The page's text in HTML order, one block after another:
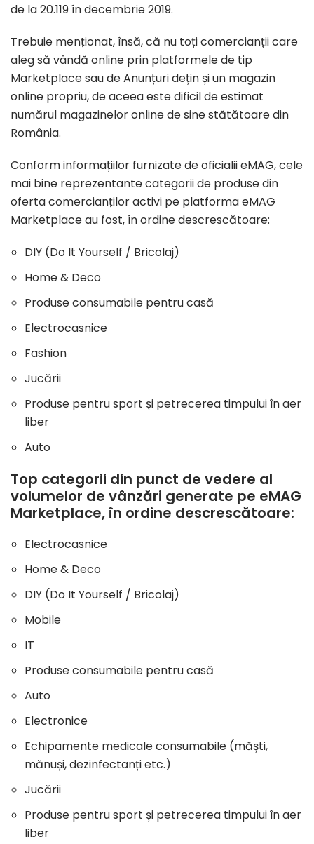
de la 20.119 în decembrie 2019.
Trebuie menționat, însă, că nu toți comercianții care
aleg să vândă online prin platformele de tip
Marketplace sau de Anunțuri dețin și un magazin
online propriu, de aceea este dificil de estimat
numărul magazinelor online de sine stătătoare din
România.
Conform informațiilor furnizate de oficialii eMAG, cele
mai bine reprezentante categorii de produse din
oferta comercianților activi pe platforma eMAG
Marketplace au fost, în ordine descrescătoare:
DIY (Do It Yourself / Bricolaj)
Home & Deco
Produse consumabile pentru casă
Electrocasnice
Fashion
Jucării
Produse pentru sport și petrecerea timpului în aer
liber
Auto
Top categorii din punct de vedere al
volumelor de vânzări generate pe eMAG
Marketplace, în ordine descrescătoare:
Electrocasnice
Home & Deco
DIY (Do It Yourself / Bricolaj)
Mobile
IT
Produse consumabile pentru casă
Auto
Electronice
Echipamente medicale consumabile (măști,
mănuși, dezinfectanți etc.)
Jucării
Produse pentru sport și petrecerea timpului în aer
liber